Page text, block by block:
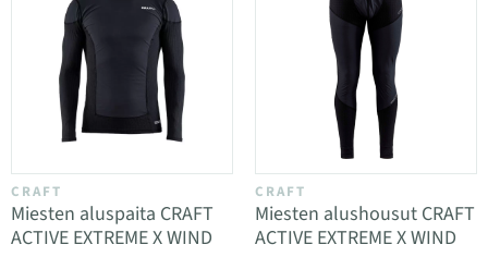
CRAFT
Miesten aluspaita CRAFT
ACTIVE EXTREME X WIND
CRAFT
Miesten alushousut CRAFT
ACTIVE EXTREME X WIND